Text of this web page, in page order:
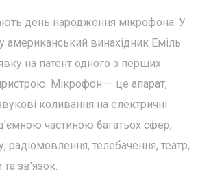
день народження мікрофона. У
американський винахідник Еміль
на патент одного з перших
Мікрофон — це апарат,
коливання на електричні
частиною багатьох сфер,
телебачення, театр,
та зв'язок.